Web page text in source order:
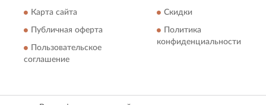
Карта сайта
Публичная оферта
Пользовательское
соглашение
Скидки
Политика
конфиденциальности